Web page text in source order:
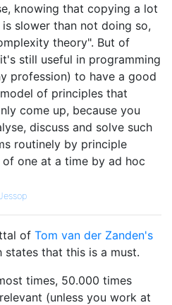
knowing that copying a lot
slower than not doing so,
theory". But of
still useful in programming
profession) to have a good
of principles that
come up, because you
discuss and solve such
routinely by principle
of one at a time by ad hoc
of Tom van der Zanden's
states that this is a must.
times, 50.000 times
(unless you work at